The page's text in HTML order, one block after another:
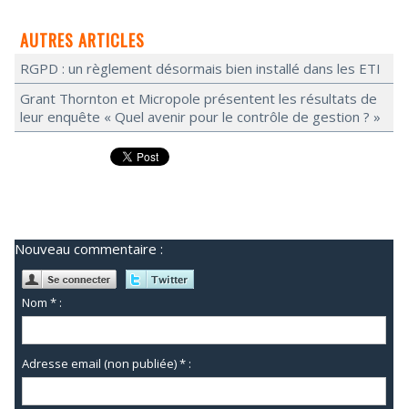
AUTRES ARTICLES
RGPD : un règlement désormais bien installé dans les ETI
Grant Thornton et Micropole présentent les résultats de
leur enquête « Quel avenir pour le contrôle de gestion ? »
Nouveau commentaire :
Nom * :
Adresse email (non publiée) * :